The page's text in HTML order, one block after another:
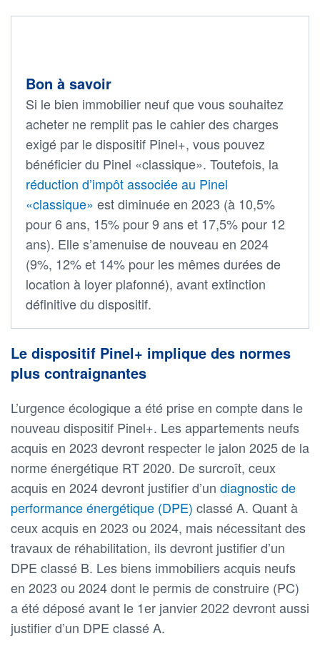
Bon à savoir
Si le bien immobilier neuf que vous souhaitez
acheter ne remplit pas le cahier des charges
exigé par le dispositif Pinel+, vous pouvez
bénéficier du Pinel «classique». Toutefois, la
réduction d’impôt associée au Pinel
«classique» est diminuée en 2023 (à 10,5%
pour 6 ans, 15% pour 9 ans et 17,5% pour 12
ans). Elle s’amenuise de nouveau en 2024
(9%, 12% et 14% pour les mêmes durées de
location à loyer plafonné), avant extinction
définitive du dispositif.
Le dispositif Pinel+ implique des normes
plus contraignantes
L’urgence écologique a été prise en compte dans le
nouveau dispositif Pinel+. Les appartements neufs
acquis en 2023 devront respecter le jalon 2025 de la
norme énergétique RT 2020. De surcroît, ceux
acquis en 2024 devront justifier d’un diagnostic de
performance énergétique (DPE) classé A. Quant à
ceux acquis en 2023 ou 2024, mais nécessitant des
travaux de réhabilitation, ils devront justifier d’un
DPE classé B. Les biens immobiliers acquis neufs
en 2023 ou 2024 dont le permis de construire (PC)
a été déposé avant le 1er janvier 2022 devront aussi
justifier d’un DPE classé A.